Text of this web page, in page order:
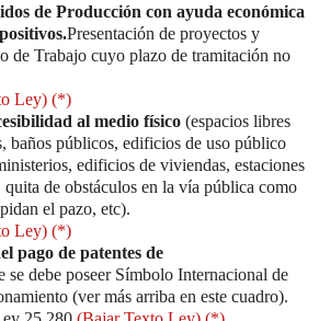
de Producción con ayuda económica
Presentación de proyectos y
de Trabajo cuyo plazo de tramitación no
Ley) (*)
al medio físico (espacios libres
baños públicos, edificios de uso público
edificios de viviendas, estaciones
quita de obstáculos en la vía pública como
el pazo, etc).
Ley) (*)
pago de patentes de
se debe poseer Símbolo Internacional de
(ver más arriba en este cuadro).